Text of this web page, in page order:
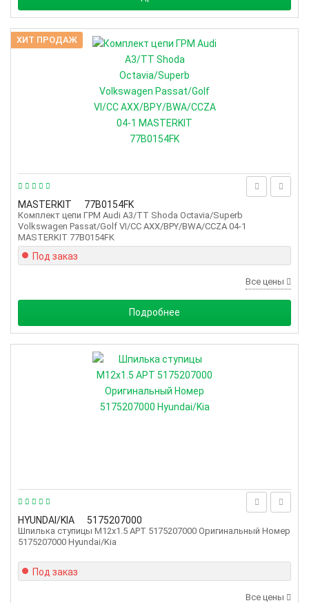
MASTERKIT 77B0154FK
Комплект цепи ГРМ Audi A3/TT Shoda Octavia/Superb
Volkswagen Passat/Golf VI/CC AXX/BPY/BWA/CCZA 04-1
MASTERKIT 77B0154FK
ХИТ ПРОДАЖ
Под заказ
Все цены
Подробнее
HYUNDAI/KIA 5175207000
Шпилька ступицы M12x1.5 АРТ 5175207000 Оригинальный Номер
5175207000 Hyundai/Kia
Под заказ
Все цены